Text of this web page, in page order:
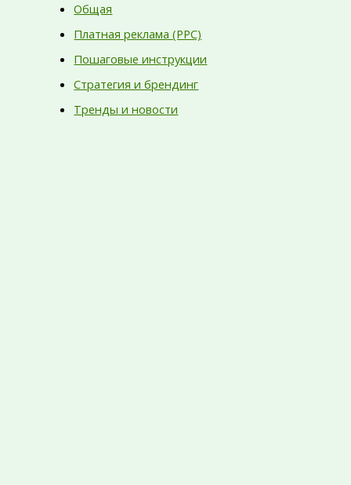
Общая
Платная реклама (PPC)
Пошаговые инструкции
Стратегия и брендинг
Тренды и новости